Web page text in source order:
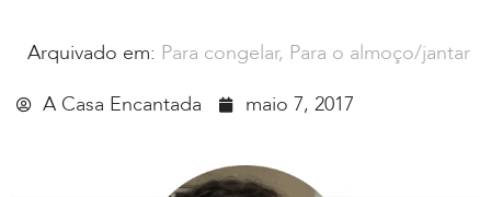
Arquivado em: Para congelar, Para o almoço/jantar
A Casa Encantada
maio 7, 2017